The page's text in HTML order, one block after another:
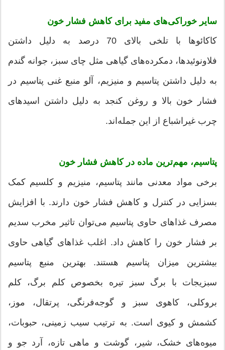
سایر خوراکی‌های مفید برای کاهش فشار خون
کاکائوها با تلخی بالای 70 درصد به دلیل داشتن
فلاونوئیدها، دمکرده‌های گیاهی مثل چای سبز، جوانه گندم
به دلیل داشتن پتاسیم و منیزیم، آلو منبع غنی پتاسیم در
فشار خون بالا و روغن کنجد به دلیل داشتن اسیدهای
چرب غیراشباع از این جمله‌اند.
پتاسیم، مهم‌ترین ماده در کاهش فشار خون
برخی مواد معدنی مانند پتاسیم، منیزیم و کلسیم کمک
بسزایی در کنترل و کاهش فشار خون دارند. با افزایش
مصرف غذاهای حاوی پتاسیم می‌توان تاثیر مخرب سدیم
بر فشار خون را کاهش داد. اغلب غذاهای گیاهی حاوی
بیشترین میزان پتاسیم هستند. بهترین منبع پتاسیم
سبزیجات با برگ سبز تیره بخصوص کلم برگ، کلم
بروکلی، کاهوی سبز و گوجه‌فرنگی، پرتقال، موز،
کشمش و کیوی است. به ترتیب سیب زمینی، حبوبات،
میوه‌های خشک، شیر، گوشت و ماهی تازه، آرد جو و